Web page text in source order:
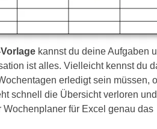
kannst du deine Aufgaben
ist alles. Vielleicht kennst du
erledigt sein müssen,
schnell die Übersicht verloren
für Excel genau das